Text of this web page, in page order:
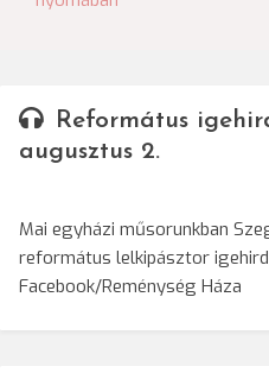
navigáció
Református
augusztus 2.
Mai egyházi műsorunkban
református lelkipásztor
Facebook/Reménység Háza